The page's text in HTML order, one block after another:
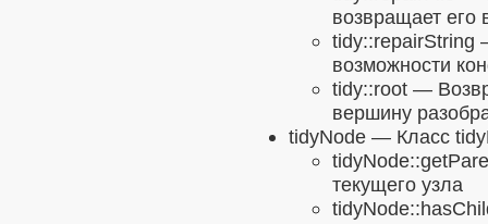
возвращает его
tidy::repairString
возможности
tidy::root —
вершину
tidyNode — Класс
текущего узла